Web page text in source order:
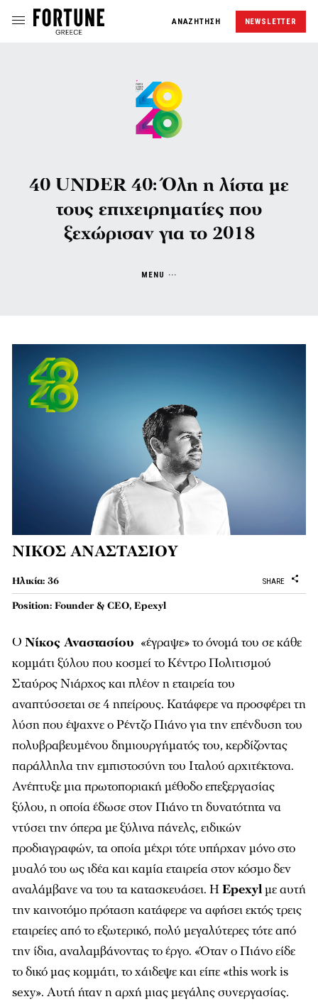
ΑΝΑΖΗΤΗΣΗ NEWSLETTER
40 UNDER 40: Όλη η λίστα με
τους επιχειρηματίες που
ξεχώρισαν για το 2018
ΝΙΚΟΣ ΑΝΑΣΤΑΣΙΟΥ
SHARE
Ηλικία: 36
Position: Founder & CEO, Epexyl
O Νίκος Αναστασίου «έγραψε» το όνομά του σε κάθε
κομμάτι ξύλου που κοσμεί το Κέντρο Πολιτισμού
Σταύρος Νιάρχος και πλέον η εταιρεία του
αναπτύσσεται σε 4 ηπείρους. Κατάφερε να προσφέρει τη
λύση που έψαχνε ο Ρέντζο Πιάνο για την επένδυση του
πολυβραβευμένου δημιουργήματός του, κερδίζοντας
παράλληλα την εμπιστοσύνη του Ιταλού αρχιτέκτονα.
Ανέπτυξε μια πρωτοποριακή μέθοδο επεξεργασίας
ξύλου, η οποία έδωσε στον Πιάνο τη δυνατότητα να
ντύσει την όπερα με ξύλινα πάνελς, ειδικών
προδιαγραφών, τα οποία μέχρι τότε υπήρχαν μόνο στο
μυαλό του ως ιδέα και καμία εταιρεία στον κόσμο δεν
αναλάμβανε να του τα κατασκευάσει. ΗEpexylμε αυτή
την καινοτόμο πρόταση κατάφερε να αφήσει εκτός τρεις
εταιρείες από το εξωτερικό, πολύ μεγαλύτερες τότε από
την ίδια, αναλαμβάνοντας το έργο. «Όταν ο Πιάνο είδε
το δικό μας κομμάτι, το χάιδεψε και είπε «this work is
sexy». Αυτή ήταν η αρχή μιας μεγάλης συνεργασίας.